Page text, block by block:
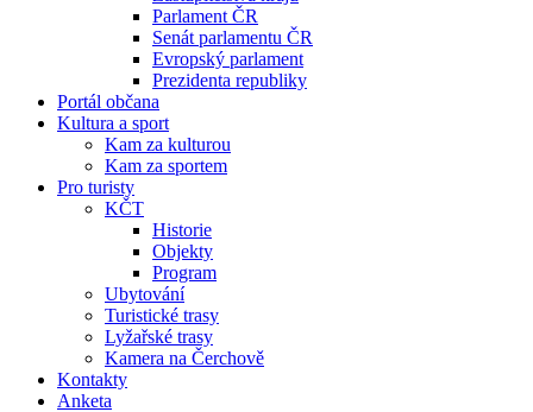
Parlament ČR
Senát parlamentu ČR
Evropský parlament
Prezidenta republiky
Portál občana
Kultura a sport
Kam za kulturou
Kam za sportem
Pro turisty
KČT
Historie
Objekty
Program
Ubytování
Turistické trasy
Lyžařské trasy
Kamera na Čerchově
Kontakty
Anketa